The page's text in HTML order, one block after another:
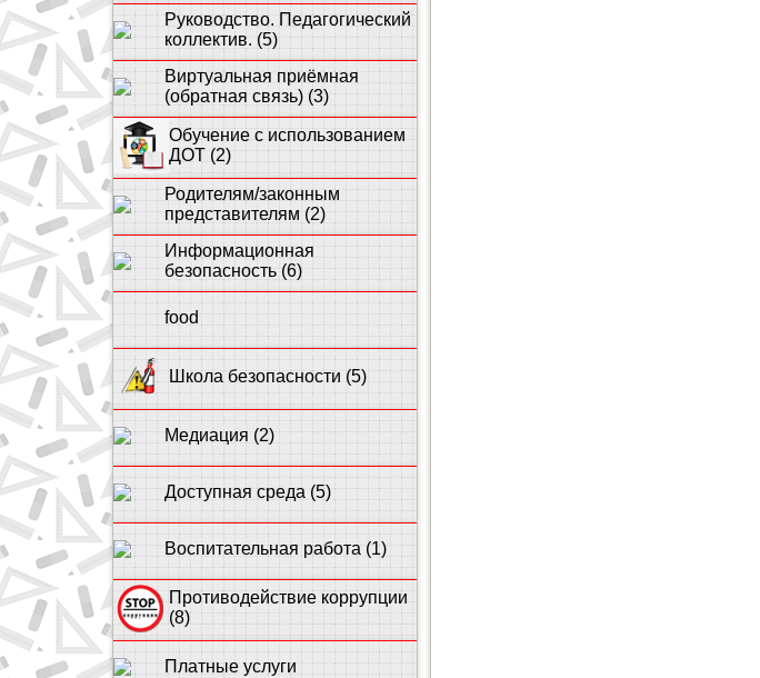
Руководство. Педагогический
коллектив. (5)
Виртуальная приёмная
(обратная связь) (3)
Обучение с использованием
ДОТ (2)
Родителям/законным
представителям (2)
Информационная
безопасность (6)
food
Школа безопасности (5)
Медиация (2)
Доступная среда (5)
Воспитательная работа (1)
Противодействие коррупции
(8)
Платные услуги